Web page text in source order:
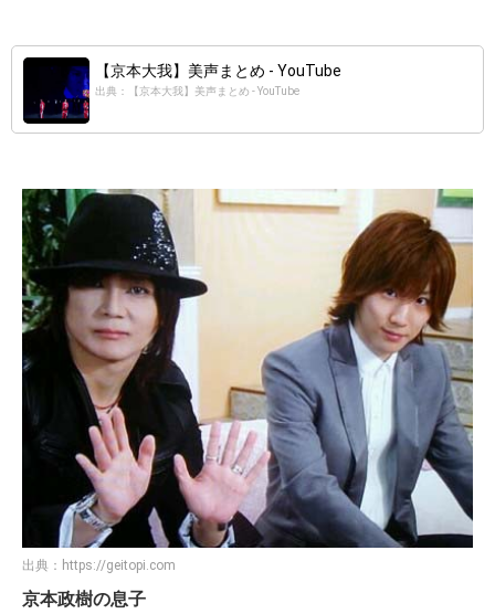
【京本大我】美声まとめ - YouTube
出典：【京本大我】美声まとめ - YouTube
出典： https://geitopi.com
京本政樹の息子